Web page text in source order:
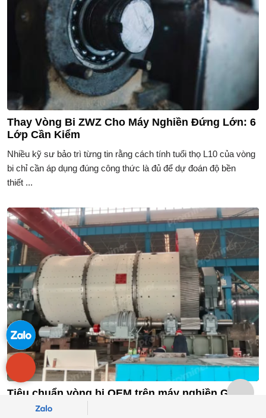
Thay Vòng Bi ZWZ Cho Máy Nghiền Đứng Lớn: 6
Lớp Cần Kiểm
Nhiều kỹ sư bảo trì từng tin rằng cách tính tuổi thọ L10 của vòng
bi chỉ cần áp dụng đúng công thức là đủ để dự đoán độ bền
thiết ...
Tiêu chuẩn vòng bi OEM trên máy nghiền G-CK
Anhui Conch Kawasaki